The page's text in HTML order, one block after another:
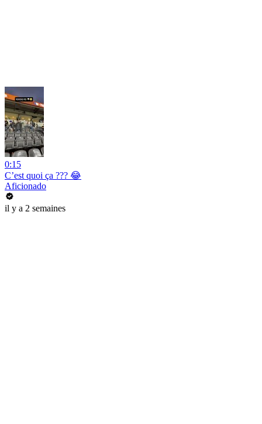
0:15
C’est quoi ça ??? 😂
Aficionado
il y a 2 semaines